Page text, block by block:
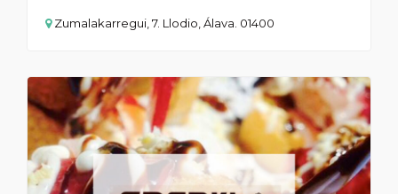
Zumalakarregui, 7. Llodio, Álava. 01400